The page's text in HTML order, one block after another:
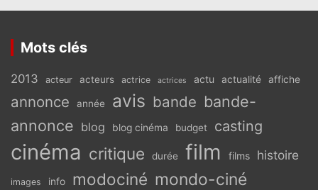
Mots clés
2013 acteur acteurs actrice actrices actu actualité affiche
annonce année avis bande bande-
annonce blog blog cinéma budget casting
cinéma critique durée film films histoire
images info modociné mondo-ciné